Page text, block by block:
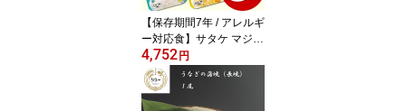
【保存期間7年 / アレルギ
ー対応食】サタケ マジッ
クライス ななこめっつ
全8種セット ( 非常食 ア
ルファ米 保存食 7年保存
登山 防災グッズ キャン
4,752円